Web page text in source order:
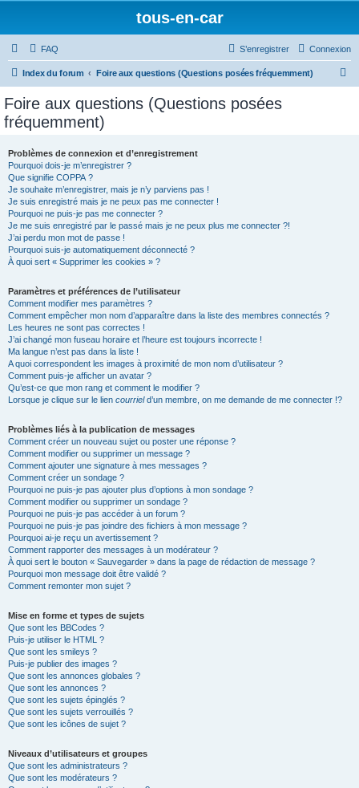
tous-en-car
FAQ Connexion
S’enregistrer
Index du forum Foire aux questions (Questions posées fréquemment)
Foire aux questions (Questions posées
fréquemment)
Problèmes de connexion et d’enregistrement
Pourquoi dois-je m’enregistrer ?
Que signifie COPPA ?
Je souhaite m’enregistrer, mais je n’y parviens pas !
Je suis enregistré mais je ne peux pas me connecter !
Pourquoi ne puis-je pas me connecter ?
Je me suis enregistré par le passé mais je ne peux plus me connecter ?!
J’ai perdu mon mot de passe !
Pourquoi suis-je automatiquement déconnecté ?
À quoi sert « Supprimer les cookies » ?
Paramètres et préférences de l’utilisateur
Comment modifier mes paramètres ?
Comment empêcher mon nom d’apparaître dans la liste des membres connectés ?
Les heures ne sont pas correctes !
J’ai changé mon fuseau horaire et l’heure est toujours incorrecte !
Ma langue n’est pas dans la liste !
A quoi correspondent les images à proximité de mon nom d’utilisateur ?
Comment puis-je afficher un avatar ?
Qu’est-ce que mon rang et comment le modifier ?
Lorsque je clique sur le lien courrield’un membre, on me demande de me connecter !?
Problèmes liés à la publication de messages
Comment créer un nouveau sujet ou poster une réponse ?
Comment modifier ou supprimer un message ?
Comment ajouter une signature à mes messages ?
Comment créer un sondage ?
Pourquoi ne puis-je pas ajouter plus d’options à mon sondage ?
Comment modifier ou supprimer un sondage ?
Pourquoi ne puis-je pas accéder à un forum ?
Pourquoi ne puis-je pas joindre des fichiers à mon message ?
Pourquoi ai-je reçu un avertissement ?
Comment rapporter des messages à un modérateur ?
À quoi sert le bouton « Sauvegarder » dans la page de rédaction de message ?
Pourquoi mon message doit être validé ?
Comment remonter mon sujet ?
Mise en forme et types de sujets
Que sont les BBCodes ?
Puis-je utiliser le HTML ?
Que sont les smileys ?
Puis-je publier des images ?
Que sont les annonces globales ?
Que sont les annonces ?
Que sont les sujets épinglés ?
Que sont les sujets verrouillés ?
Que sont les icônes de sujet ?
Niveaux d’utilisateurs et groupes
Que sont les administrateurs ?
Que sont les modérateurs ?